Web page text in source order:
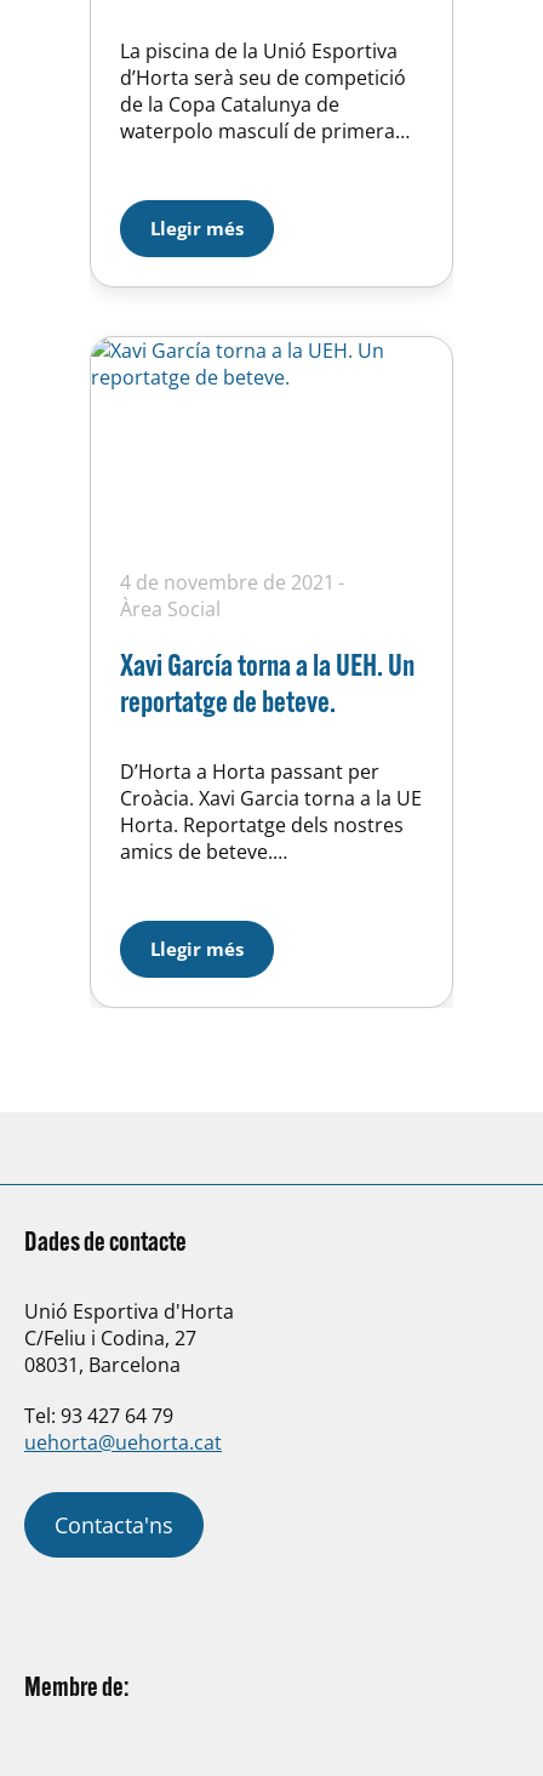
La piscina de la Unió Esportiva
d’Horta serà seu de competició
de la Copa Catalunya de
waterpolo masculí de primera
únic a les nostres instal·lacions el
proper 28 de setembre de 2019.
Els 9 equips catalans que militen
a 1a i 2a…
Llegir més
4 de novembre de 2021
Àrea Social
Xavi García torna a la UEH. Un
reportatge de beteve.
D’Horta a Horta passant per
Croàcia. Xavi Garcia torna a la UE
Horta. Reportatge dels nostres
amics de beteve.
Llegir més
Dades de contacte
Unió Esportiva d'Horta
C/Feliu i Codina, 27
08031, Barcelona
Tel: 93 427 64 79
uehorta@uehorta.cat
Contacta'ns
Membre de: